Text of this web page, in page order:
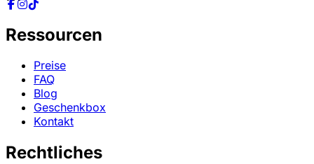
Ressourcen
Preise
FAQ
Blog
Geschenkbox
Kontakt
Rechtliches